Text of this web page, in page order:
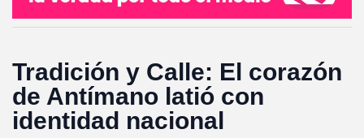
Tradición y Calle: El corazón
de Antímano latió con
identidad nacional